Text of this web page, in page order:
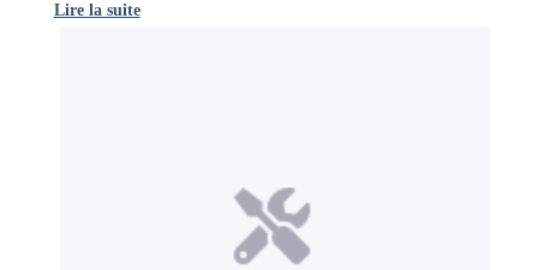
Lire la suite